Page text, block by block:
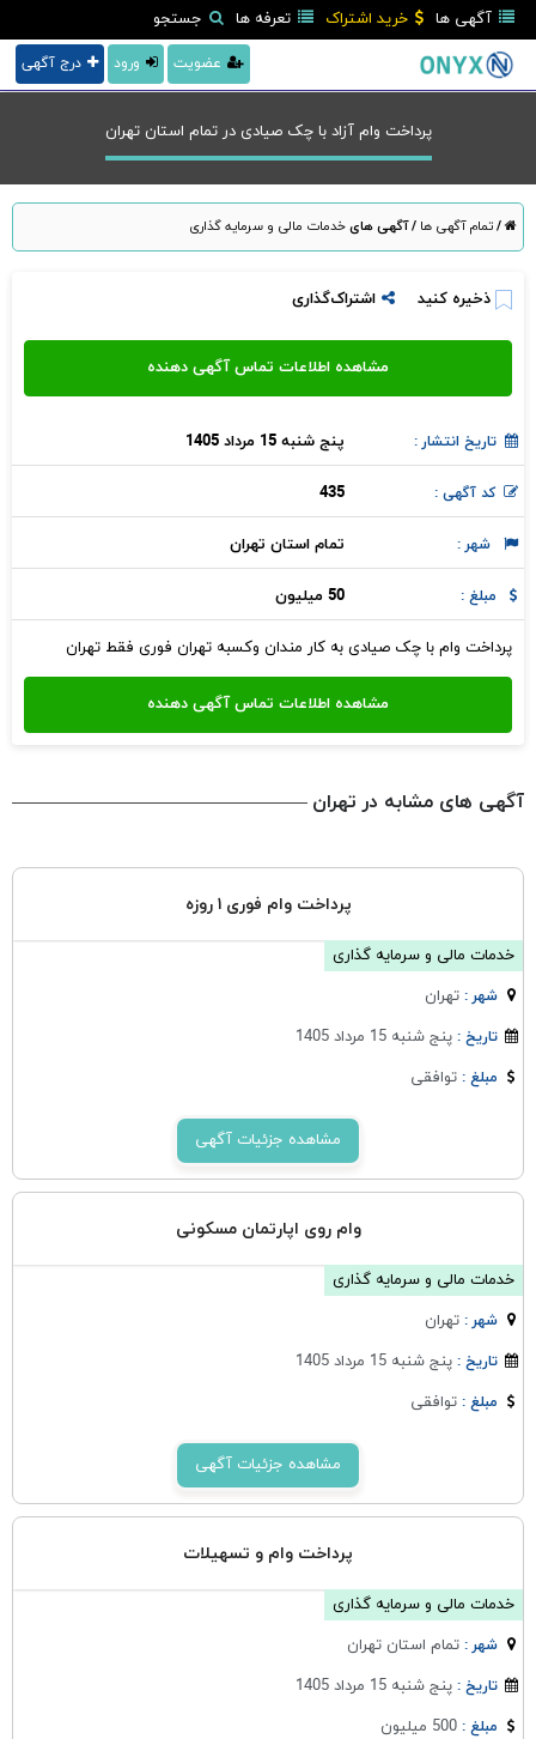
آگهی ها خرید اشتراک تعرفه ها جستجو
درج آگهی ورود عضویت
پرداخت وام آزاد با چک صیادی در تمام استان تهران
/تمام آگهی ها /آگهی هایخدمات مالی و سرمایه گذاری
ذخیره کنید اشتراک‌گذاری
تاریخ انتشار : پنج شنبه 15 مرداد 1405
کد آگهی : 435
شهر : تمام استان تهران
مبلغ : 50 میلیون
پرداخت وام با چک صیادی به کار مندان وکسبه تهران فوری فقط تهران
آگهی های مشابه در تهران
پرداخت وام فوری ۱ روزه
خدمات مالی و سرمایه گذاری
شهر :تهران
تاریخ :پنج شنبه 15 مرداد 1405
مبلغ :توافقی
مشاهده جزئیات آگهی
وام روی اپارتمان مسکونی
خدمات مالی و سرمایه گذاری
شهر :تهران
تاریخ :پنج شنبه 15 مرداد 1405
مبلغ :توافقی
مشاهده جزئیات آگهی
پرداخت وام و تسهیلات
خدمات مالی و سرمایه گذاری
شهر :تمام استان تهران
تاریخ :پنج شنبه 15 مرداد 1405
مبلغ :500 میلیون